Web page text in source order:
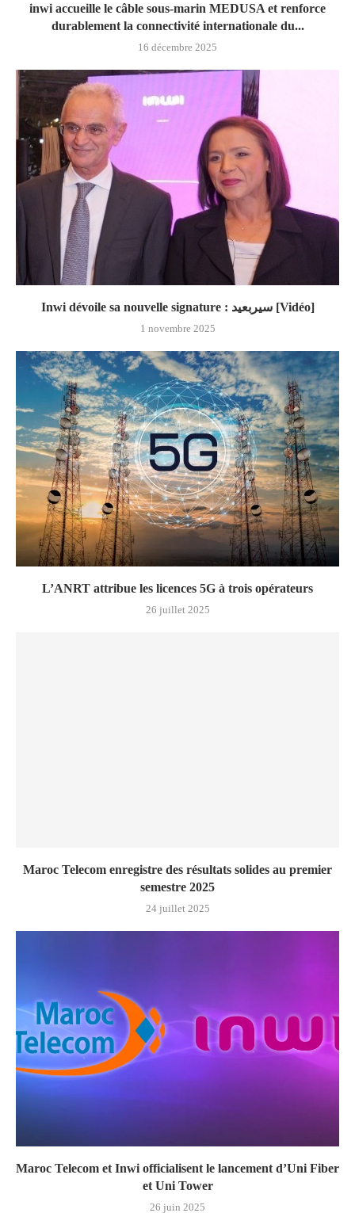
inwi accueille le câble sous-marin MEDUSA et renforce
durablement la connectivité internationale du...
16 décembre 2025
Inwi dévoile sa nouvelle signature : سيربعيد [Vidéo]
1 novembre 2025
L’ANRT attribue les licences 5G à trois opérateurs
26 juillet 2025
Maroc Telecom enregistre des résultats solides au premier
semestre 2025
24 juillet 2025
Maroc Telecom et Inwi officialisent le lancement d’Uni Fiber
et Uni Tower
26 juin 2025